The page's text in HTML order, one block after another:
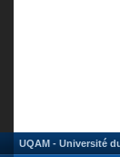
UQAM - Université